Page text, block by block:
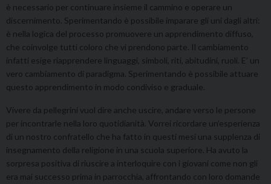
è necessario per continuare insieme il cammino e operare un
discernimento. Sperimentando è possibile imparare gli uni dagli altri:
è nella logica del processo promuovere un apprendimento diffuso,
che coinvolge tutti coloro che vi prendono parte. Il cambiamento
infatti esige riapprendere linguaggi, simboli, riti, abitudini, ruoli. E’ un
vero cambiamento di paradigma. Sperimentando è possibile attuare
questo apprendimento in modo condiviso e graduale.
Vivere da pellegrini vuol dire anche uscire, andare verso le persone
per incontrarle nella loro quotidianità. Vorrei ricordare un’esperienza
di un nostro confratello che ha fatto in questi mesi una supplenza di
insegnamento della religione in una scuola superiore. Ha avuto la
sorpresa positiva di riuscire a interloquire con i giovani come non gli
era mai successo prima in parrocchia, affrontando con loro domande